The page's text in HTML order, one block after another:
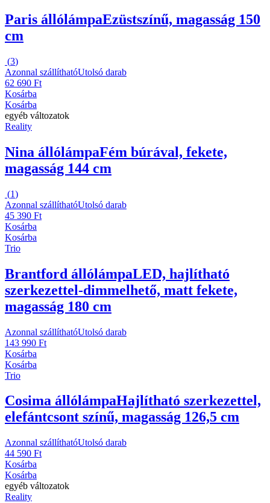
Paris állólámpaEzüstszínű, magasság 150
cm
(3)
Azonnal szállíthatóUtolsó darab
62 690 Ft
Kosárba
Kosárba
egyéb változatok
Reality
Nina állólámpaFém búrával, fekete,
magasság 144 cm
(1)
Azonnal szállíthatóUtolsó darab
45 390 Ft
Kosárba
Kosárba
Trio
Brantford állólámpaLED, hajlítható
szerkezettel-dimmelhető, matt fekete,
magasság 180 cm
Azonnal szállíthatóUtolsó darab
143 990 Ft
Kosárba
Kosárba
Trio
Cosima állólámpaHajlítható szerkezettel,
elefántcsont színű, magasság 126,5 cm
Azonnal szállíthatóUtolsó darab
44 590 Ft
Kosárba
Kosárba
egyéb változatok
Reality